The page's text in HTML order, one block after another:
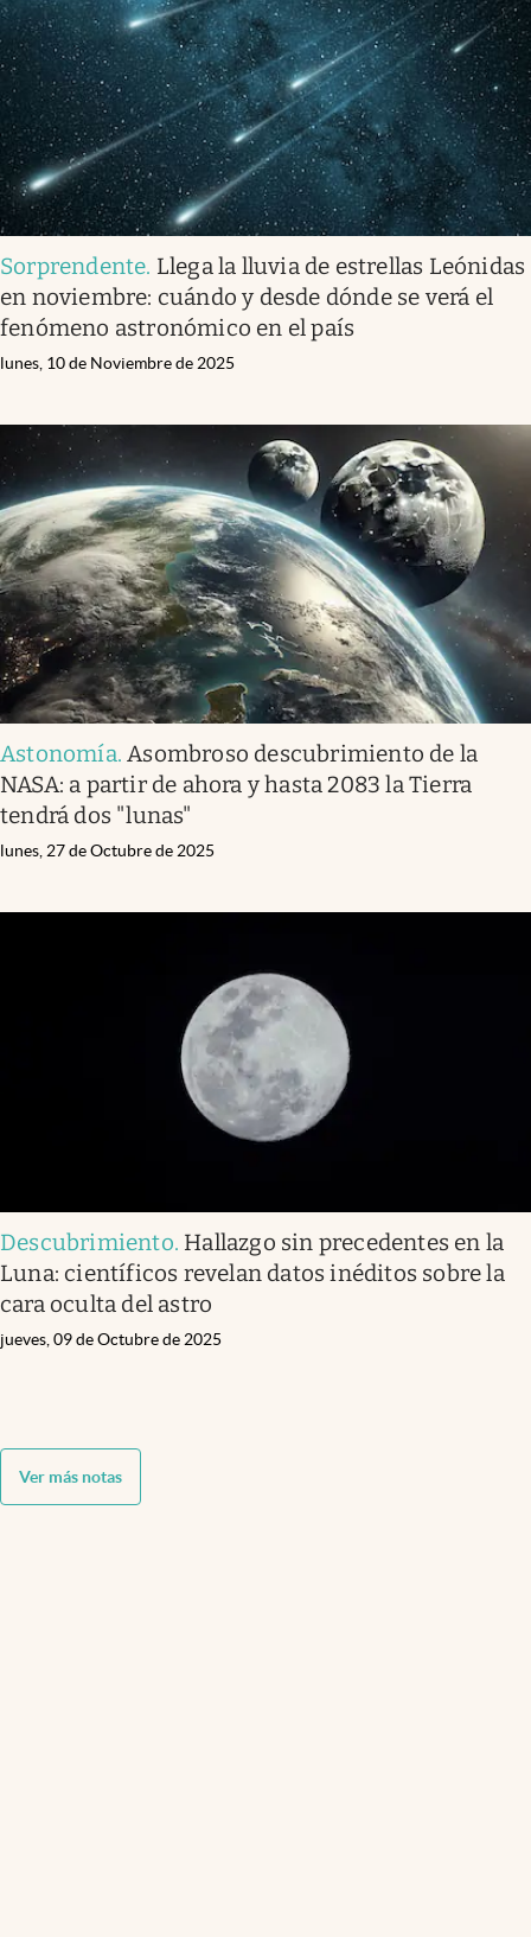
Sorprendente. Llega la lluvia de estrellas Leónidas
en noviembre: cuándo y desde dónde se verá el
fenómeno astronómico en el país
lunes, 10 de Noviembre de 2025
Astonomía.Asombroso descubrimiento de la
NASA: a partir de ahora y hasta 2083 la Tierra
tendrá dos "lunas"
lunes, 27 de Octubre de 2025
Descubrimiento. Hallazgo sin precedentes en la
Luna: científicos revelan datos inéditos sobre la
cara oculta del astro
jueves, 09 de Octubre de 2025
Ver más notas